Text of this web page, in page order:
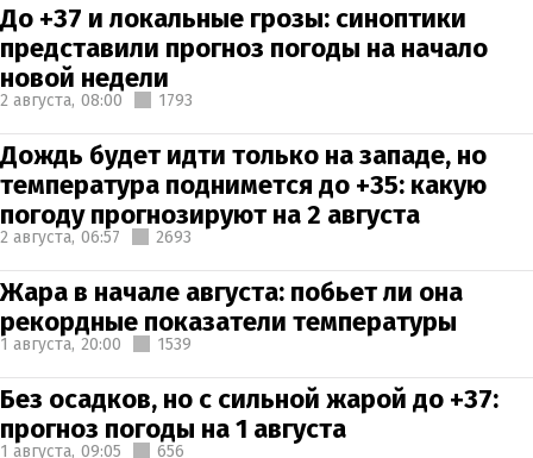
До +37 и локальные грозы: синоптики
представили прогноз погоды на начало
новой недели
2 августа, 08:00 1793
Дождь будет идти только на западе, но
температура поднимется до +35: какую
погоду прогнозируют на 2 августа
2 августа, 06:57 2693
Жара в начале августа: побьет ли она
рекордные показатели температуры
1 августа, 20:00 1539
Без осадков, но с сильной жарой до +37:
прогноз погоды на 1 августа
1 августа, 09:05 656